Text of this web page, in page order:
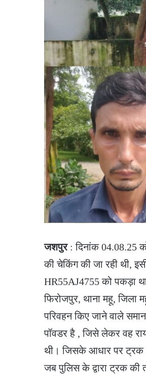
जशपुर: दिनांक 04.08.25
की चेकिंग की जा रही थी,
HR55AJ4755 को पकड़ा
फिरोजपुर, थाना महू, जिला
परिवहन किए जाने वाले
पॉवडर है , जिसे लेकर वह
थी। जिसके आधार पर ट्रक में
जब पुलिस के द्वारा ट्रक की